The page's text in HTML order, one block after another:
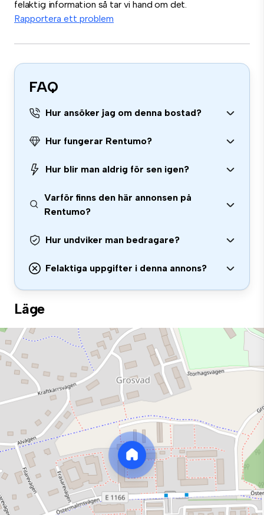
felaktig information så tar vi hand om det.
Rapportera ett problem
FAQ
Hur ansöker jag om denna bostad?
Hur fungerar Rentumo?
Hur blir man aldrig för sen igen?
Varför finns den här annonsen på
Rentumo?
Hur undviker man bedragare?
Felaktiga uppgifter i denna annons?
Läge